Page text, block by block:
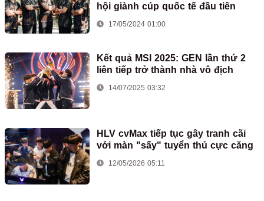
hội giành cúp quốc tế đầu tiên
17/05/2024 01:00
Kết quả MSI 2025: GEN lần thứ 2
liên tiếp trở thành nhà vô địch
14/07/2025 03:32
HLV cvMax tiếp tục gây tranh cãi
với màn "sấy" tuyển thủ cực căng
12/05/2026 05:11